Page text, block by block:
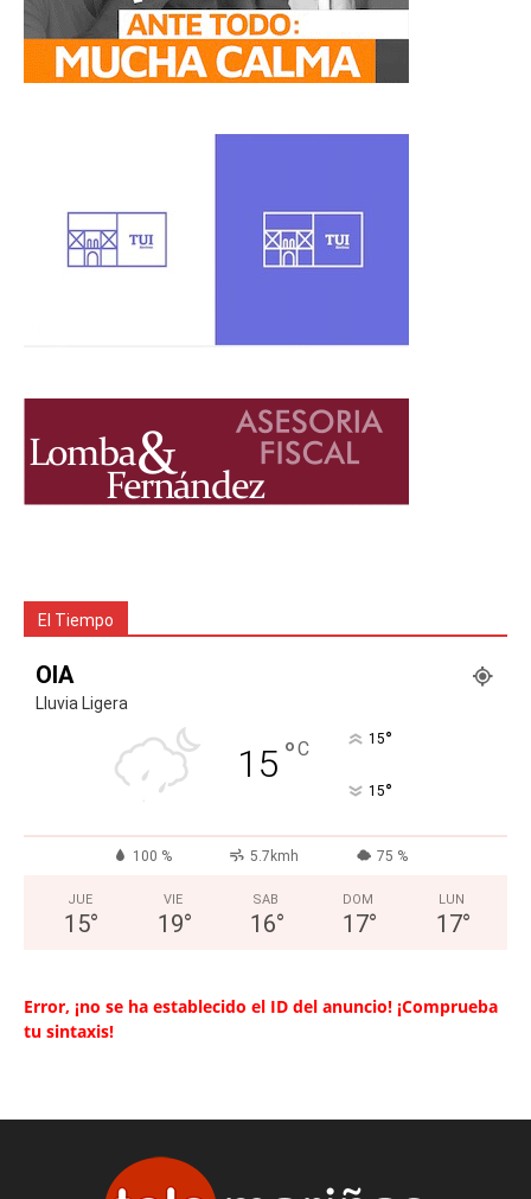
El Tiempo
OIA
Lluvia Ligera
15 °C 15°
15°
100 % 5.7kmh 75 %
JUE
15°
VIE
19°
SAB
16°
DOM
17°
LUN
17°
Error, ¡no se ha establecido el ID del anuncio! ¡Comprueba
tu sintaxis!